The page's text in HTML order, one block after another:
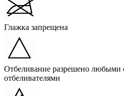
Глажка запрещена
Отбеливание разрешено
отбеливателями